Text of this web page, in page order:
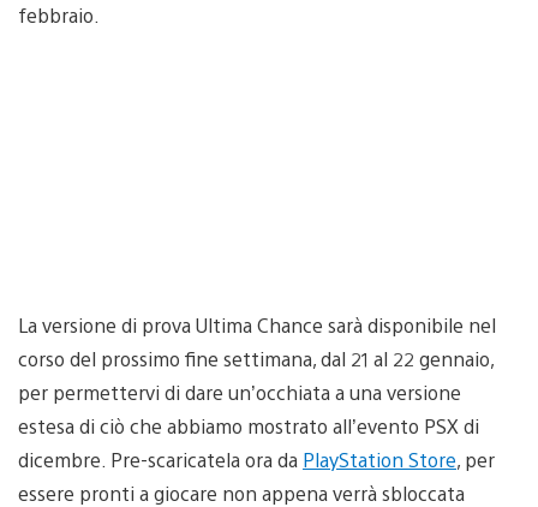
febbraio.
La versione di prova Ultima Chance sarà disponibile nel
corso del prossimo fine settimana, dal 21 al 22 gennaio,
per permettervi di dare un’occhiata a una versione
estesa di ciò che abbiamo mostrato all’evento PSX di
dicembre. Pre-scaricatela ora da PlayStation Store, per
essere pronti a giocare non appena verrà sbloccata